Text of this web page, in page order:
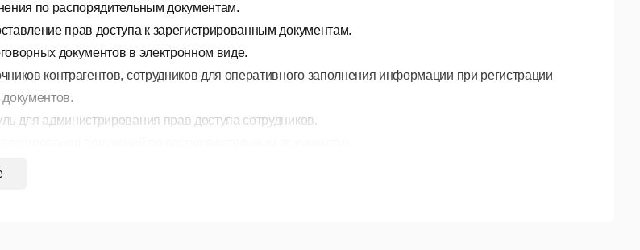
по распорядительным документам.
прав доступа к зарегистрированным документам.
документов в электронном виде.
контрагентов, сотрудников для оперативного заполнения информации при регистрации
для администрирования прав доступа сотрудников.
поручений по распорядительным документам.
понятный интерфейс за счет проработки UI/UX.